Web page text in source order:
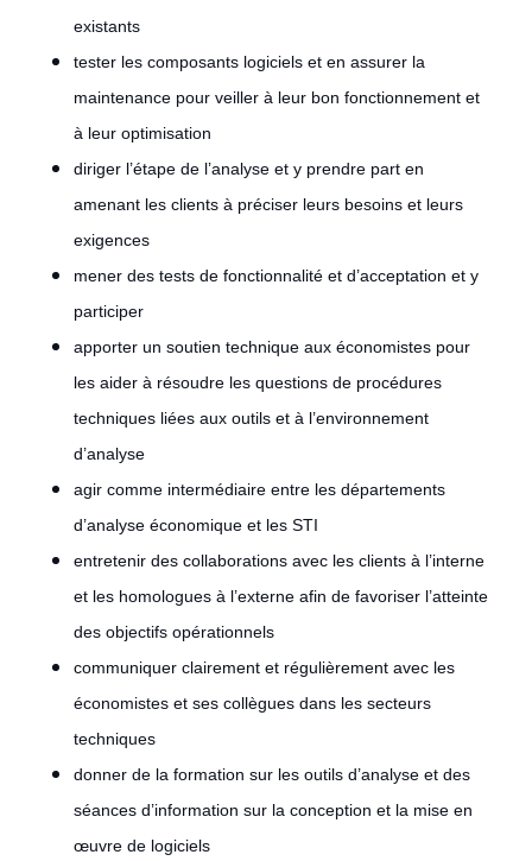
existants
tester les composants logiciels et en assurer la
maintenance pour veiller à leur bon fonctionnement et
à leur optimisation
diriger l’étape de l’analyse et y prendre part en
amenant les clients à préciser leurs besoins et leurs
exigences
mener des tests de fonctionnalité et d’acceptation et y
participer
apporter un soutien technique aux économistes pour
les aider à résoudre les questions de procédures
techniques liées aux outils et à l’environnement
d’analyse
agir comme intermédiaire entre les départements
d’analyse économique et les STI
entretenir des collaborations avec les clients à l’interne
et les homologues à l’externe afin de favoriser l’atteinte
des objectifs opérationnels
communiquer clairement et régulièrement avec les
économistes et ses collègues dans les secteurs
techniques
donner de la formation sur les outils d’analyse et des
séances d’information sur la conception et la mise en
œuvre de logiciels